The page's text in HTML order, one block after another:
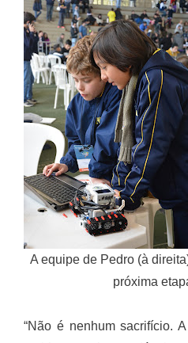
A equipe de Pedro (à
próxima
“Não é nenhum sacrifício.